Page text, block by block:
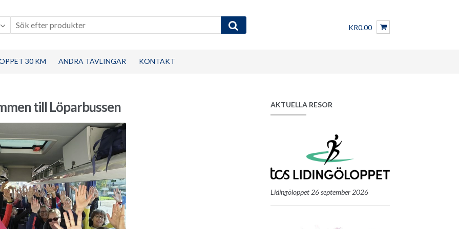
KR0.00
30 KM ANDRA TÄVLINGAR KONTAKT
till Löparbussen AKTUELLA RESOR
Lidingöloppet 26 september 2026